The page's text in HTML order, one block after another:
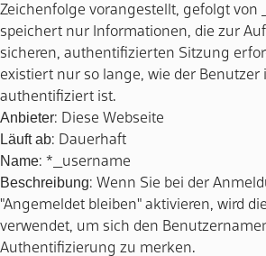
Zeichenfolge vorangestellt, gefolgt von
speichert nur Informationen, die zur
sicheren, authentifizierten Sitzung
existiert nur so lange, wie der Benutzer
authentifiziert ist.
Anbieter: Diese Webseite
Läuft ab: Dauerhaft
Name: *_username
Beschreibung: Wenn Sie bei der
"Angemeldet bleiben" aktivieren, wird
verwendet, um sich den
Authentifizierung zu merken.